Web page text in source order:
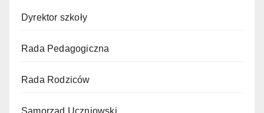
Dyrektor szkoły
Rada Pedagogiczna
Rada Rodziców